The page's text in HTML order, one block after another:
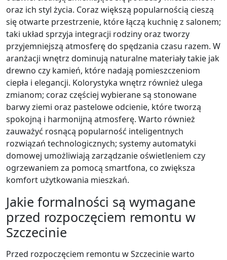
oraz ich styl życia. Coraz większą popularnością cieszą
się otwarte przestrzenie, które łączą kuchnię z salonem;
taki układ sprzyja integracji rodziny oraz tworzy
przyjemniejszą atmosferę do spędzania czasu razem. W
aranżacji wnętrz dominują naturalne materiały takie jak
drewno czy kamień, które nadają pomieszczeniom
ciepła i elegancji. Kolorystyka wnętrz również ulega
zmianom; coraz częściej wybierane są stonowane
barwy ziemi oraz pastelowe odcienie, które tworzą
spokojną i harmonijną atmosferę. Warto również
zauważyć rosnącą popularność inteligentnych
rozwiązań technologicznych; systemy automatyki
domowej umożliwiają zarządzanie oświetleniem czy
ogrzewaniem za pomocą smartfona, co zwiększa
komfort użytkowania mieszkań.
Jakie formalności są wymagane
przed rozpoczęciem remontu w
Szczecinie
Przed rozpoczęciem remontu w Szczecinie warto